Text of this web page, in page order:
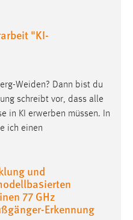
"KI-
Weiden? Dann bist du
schreibt vor, dass alle
in KI erwerben müssen. In
ich einen
und
77 GHz
Erkennung
frame-style-
mibew_locale = 3
sich an der Website